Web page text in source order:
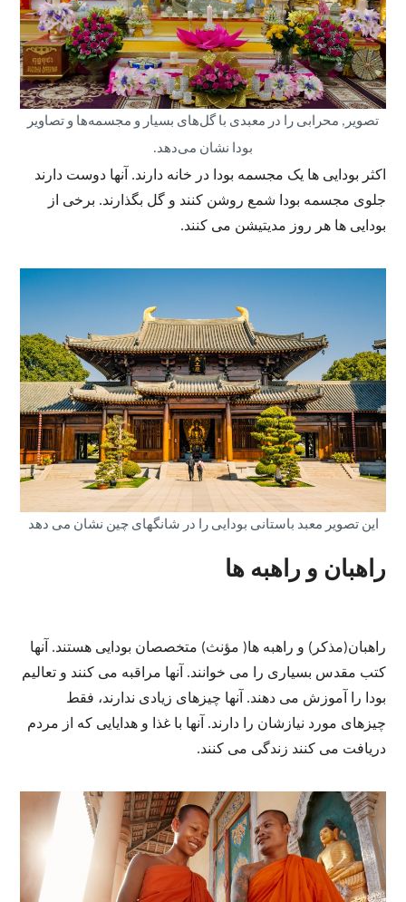
تصویر, محرابی را در معبدی با گل‌های بسیار و مجسمه‌ها و تصاویر
بودا نشان می‌دهد.
اکثر بودایی ها یک مجسمه بودا در خانه دارند. آنها دوست دارند
جلوی مجسمه بودا شمع روشن کنند و گل بگذارند. برخی از
بودایی ها هر روز مدیتیشن می کنند.
این تصویر معبد باستانی بودایی را در شانگهای چین نشان می دهد
راهبان و راهبه ها
راهبان(مذکر) و راهبه ها( مؤنث) متخصصان بودایی هستند. آنها
کتب مقدس بسیاری را می خوانند. آنها مراقبه می کنند و تعالیم
بودا را آموزش می دهند. آنها چیزهای زیادی ندارند، فقط
چیزهای مورد نیازشان را دارند. آنها با غذا و هدایایی که از مردم
دریافت می کنند زندگی می کنند.